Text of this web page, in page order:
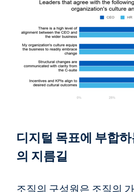
디지털 목표에 부합
의 지름길
조직의 구성원은 조직의